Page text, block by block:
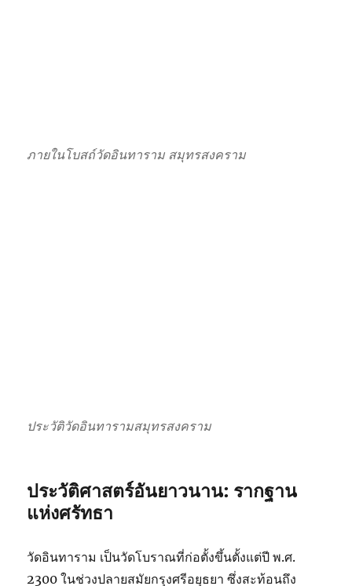
ภายในโบสถ์วัดอินทาราม สมุทรสงคราม
ประวัติวัดอินทารามสมุทรสงคราม
ประวัติศาสตร์อันยาวนาน: รากฐาน
แห่งศรัทธา
วัดอินทาราม เป็นวัดโบราณที่ก่อตั้งขึ้นตั้งแต่ปี พ.ศ.
2300 ในช่วงปลายสมัยกรุงศรีอยุธยา ซึ่งสะท้อนถึง